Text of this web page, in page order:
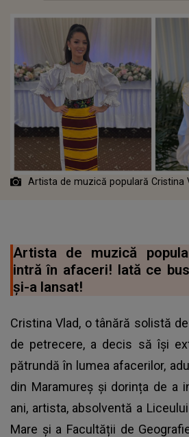
Artista de muzică populară Cristina
Artista de muzică
intră în afaceri! Iată ce
și-a lansat!
Cristina Vlad, o tânără solistă
de petrecere, a decis să își
pătrundă în lumea afacerilor,
din Maramureș și dorința de a
ani, artista, absolventă a
Mare și a Facultății de